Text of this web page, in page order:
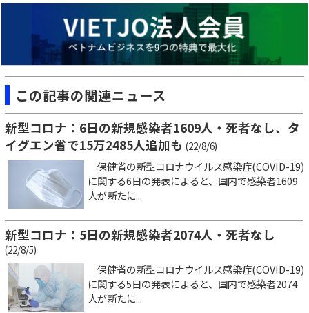
この記事の関連ニュース
新型コロナ：6日の新規感染者1609人・死者なし、タ
イグエン省で15万2485人追加も (22/8/6)
保健省の新型コロナウイルス感染症(COVID-19)
に関する6日の発表によると、国内で感染者1609
人が新たに...
新型コロナ：5日の新規感染者2074人・死者なし
(22/8/5)
保健省の新型コロナウイルス感染症(COVID-19)
に関する5日の発表によると、国内で感染者2074
人が新たに...